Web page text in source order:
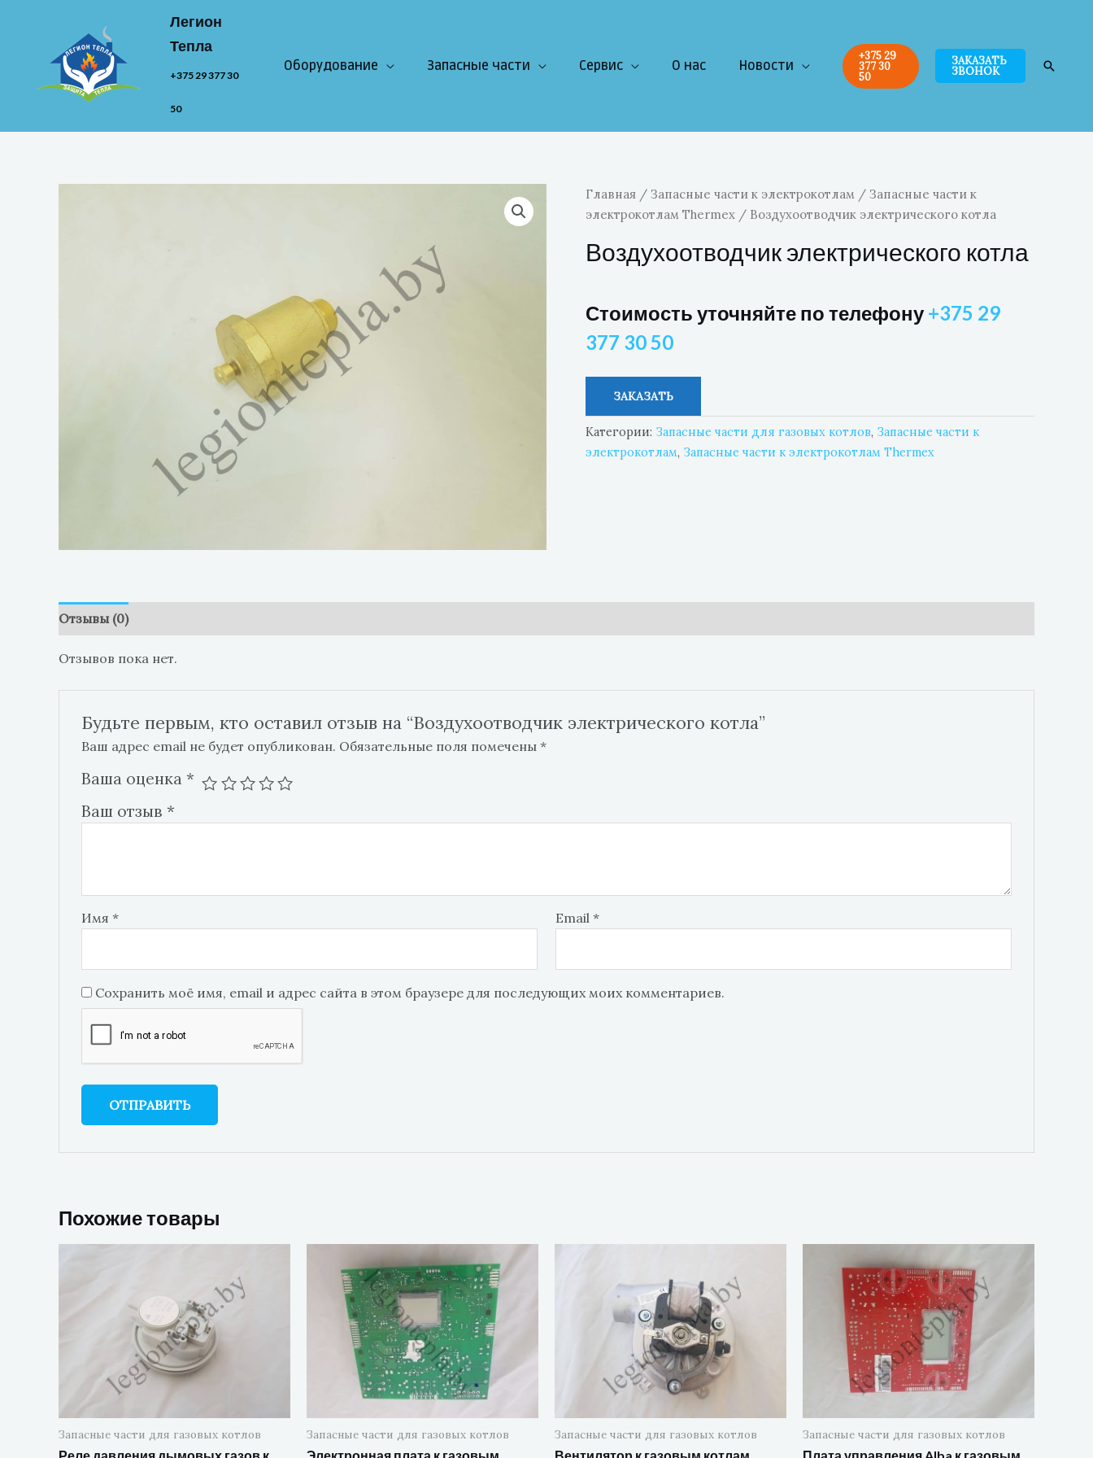
содержимому
Легион
Тепла
+375 29 377 30
50
Оборудование Запасные части Сервис О нас Новости
+375 29
377 30
50
ЗАКАЗАТЬ
ЗВОНОК Поиск
Главная / Запасные части к электрокотлам / Запасные части к
электрокотлам Thermex / Воздухоотводчик электрического котла
Воздухоотводчик электрического котла
Стоимость уточняйте по телефону +375 29
377 30 50
ЗАКАЗАТЬ
Категории: Запасные части для газовых котлов, Запасные части к
электрокотлам, Запасные части к электрокотлам Thermex
Отзывы (0)
Отзывов пока нет.
Будьте первым, кто оставил отзыв на “Воздухоотводчик электрического котла”
Ваш адрес email не будет опубликован. Обязательные поля помечены *
Ваша оценка *
Ваш отзыв *
Имя * Email*
Сохранить моё имя, email и адрес сайта в этом браузере для последующих моих комментариев.
Похожие товары
Запасные части для газовых котлов Запасные части для газовых котлов Запасные части для газовых котлов Запасные части для газовых котлов